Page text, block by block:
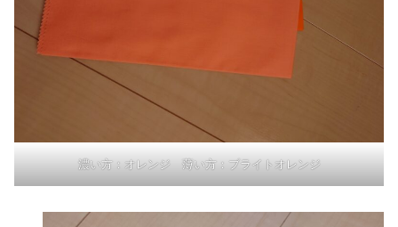
濃い方：オレンジ 薄い方：ブライトオレンジ